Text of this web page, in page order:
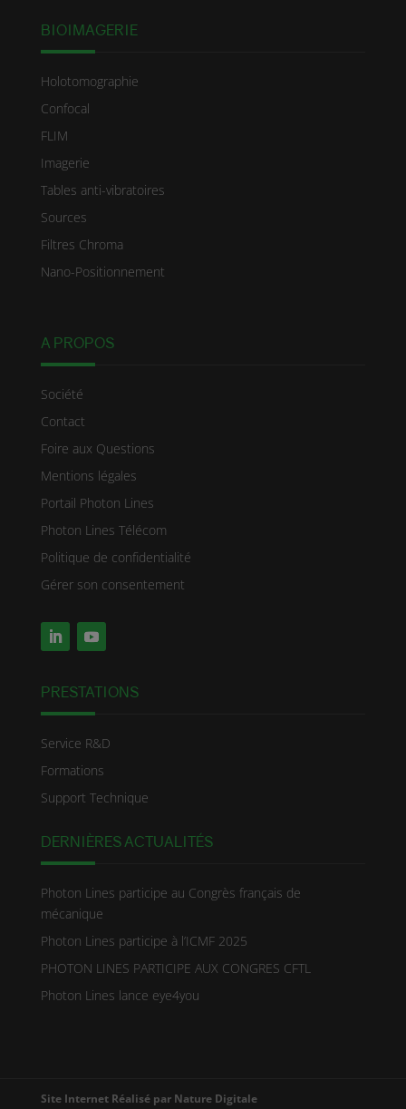
BIOIMAGERIE
Holotomographie
Confocal
FLIM
Imagerie
Tables anti-vibratoires
Sources
Filtres Chroma
Nano-Positionnement
A PROPOS
Société
Contact
Foire aux Questions
Mentions légales
Portail Photon Lines
Photon Lines Télécom
Politique de confidentialité
Gérer son consentement
PRESTATIONS
Service R&D
Formations
Support Technique
DERNIÈRES ACTUALITÉS
Photon Lines participe au Congrès français de
mécanique
Photon Lines participe à l’ICMF 2025
PHOTON LINES PARTICIPE AUX CONGRES CFTL
Photon Lines lance eye4you
Site Internet Réalisé par Nature Digitale